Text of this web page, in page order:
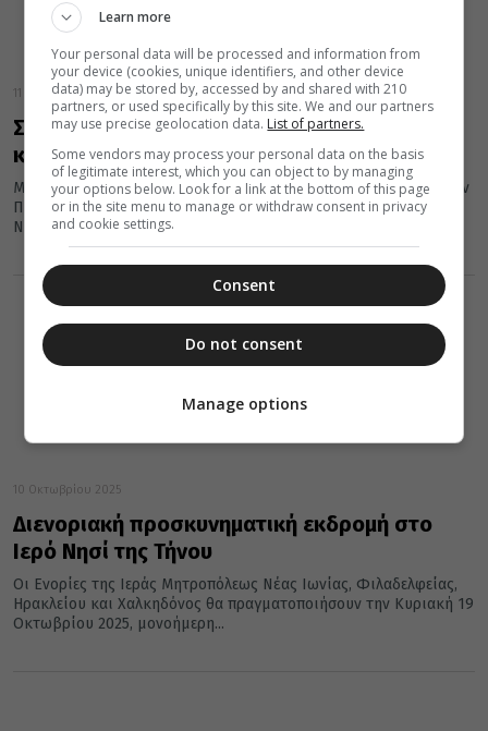
11 Οκτωβρίου 2025
Σύναξη κατηχητών και συνεργατών
κατηχητικού έργου στην Ι.Μ. Νέας Ιωνίας
Με την ευκαιρία της ενάρξεως της νέας κατηχητικής χρονιάς, την
Πέμπτη 9 Οκτωβρίου 2026, ο Σεβασμιώτατος Μητροπολίτης
Νέας Ιωνίας,...
10 Οκτωβρίου 2025
Διενοριακή προσκυνηματική εκδρομή στο
Ιερό Νησί της Τήνου
Οι Ενορίες της Ιεράς Μητροπόλεως Νέας Ιωνίας, Φιλαδελφείας,
Ηρακλείου και Χαλκηδόνος θα πραγματοποιήσουν την Κυριακή 19
Οκτωβρίου 2025, μονοήμερη...
Learn more
Your personal data will be processed and information from
your device (cookies, unique identifiers, and other device
data) may be stored by, accessed by and shared with 210
partners, or used specifically by this site. We and our partners
may use precise geolocation data. List of partners.
Some vendors may process your personal data on the basis
of legitimate interest, which you can object to by managing
your options below. Look for a link at the bottom of this page
or in the site menu to manage or withdraw consent in privacy
and cookie settings.
Consent
Do not consent
Manage options